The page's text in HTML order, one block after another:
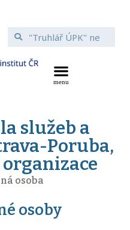
služeb a
Poruba,
osoba
osoby